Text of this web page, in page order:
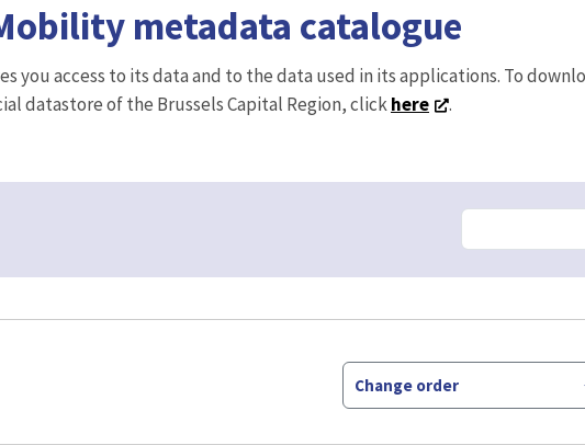
metadata catalogue
you access to its data and to the data used in its applications. To
datastore of the Brussels Capital Region, clickhere .
Change order